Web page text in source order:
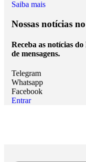
Saiba mais
Nossas notícias
Receba as notícias
de mensagens.
Telegram
Whatsapp
Facebook
Entrar